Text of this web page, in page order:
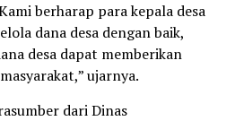
berharap para kepala desa
dana desa dengan baik,
desa dapat memberikan
ujarnya.
dari Dinas